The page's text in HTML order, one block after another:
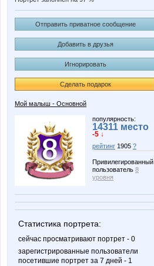
Отправить приватное сообщение
Добавить в друзья
Игнорировать
Сделать подарок
Мой малыш - Основной
популярность:
14311 место
-5 ↓
рейтинг 1905 ?
Привилегированный
пользователь 8
уровня
Статистика портрета:
сейчас просматривают портрет - 0
зарегистрированные пользователи
посетившие портрет за 7 дней - 1